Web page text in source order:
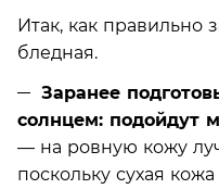
Итак, как правильно
бледная.
Заранее
солнцем: подойдут
— на ровную кожу
поскольку сухая